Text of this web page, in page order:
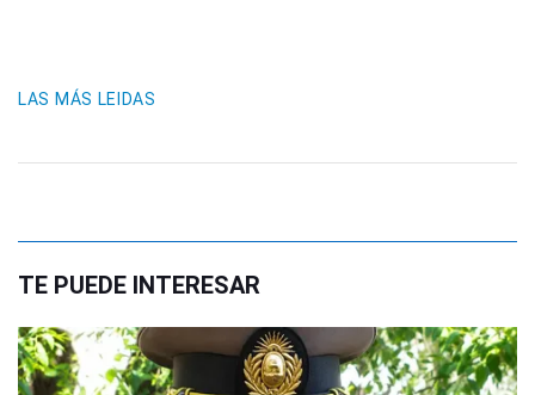
LAS MÁS LEIDAS
TE PUEDE INTERESAR